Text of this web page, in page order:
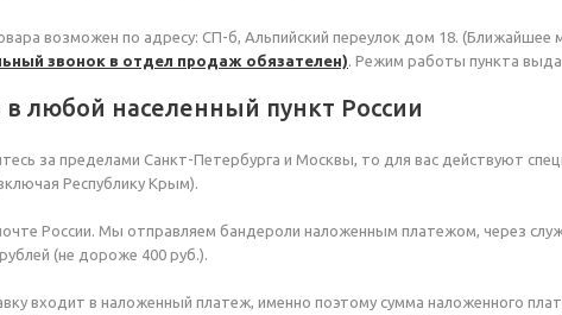
возможен по адресу: СП-б, Альпийский переулок дом 18. (Ближайшее
звонок в отдел продаж обязателен). Режим работы пункта
в любой населенный пункт России
за пределами Санкт-Петербурга и Москвы, то для вас действуют
Республику Крым).
России. Мы отправляем бандероли наложенным платежом, через
(не дороже 400 руб.).
входит в наложенный платеж, именно поэтому сумма наложенного